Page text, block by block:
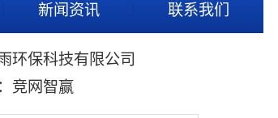
新闻资讯 联系我们
环保科技有限公司
竞网智赢